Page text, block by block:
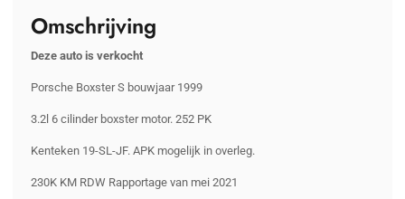
Omschrijving
Deze auto is verkocht
Porsche Boxster S bouwjaar 1999
3.2l 6 cilinder boxster motor. 252 PK
Kenteken 19-SL-JF. APK mogelijk in overleg.
230K KM RDW Rapportage van mei 2021